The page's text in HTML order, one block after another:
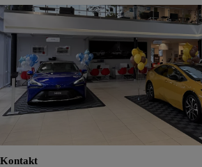
Kontakt